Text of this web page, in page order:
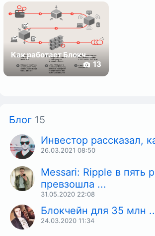
Как работает Блокч...
13
Блог 15
Инвестор рассказал,
26.03.2021 08:50
Messari: Ripple в пять
превзошла ...
31.05.2020 22:08
Блокчейн для 35 млн
24.03.2020 11:34